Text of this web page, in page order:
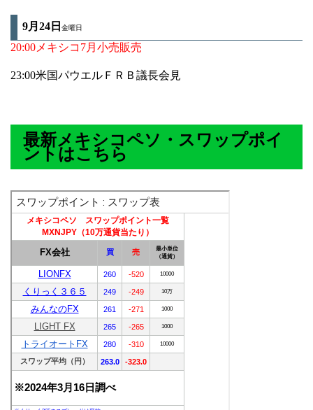
9月24 日 金曜日
20:00メキシコ7月小売販売
23:00米国パウエルＦＲＢ議長会見
最新メキシコペソ・スワップポイ
ントはこちら